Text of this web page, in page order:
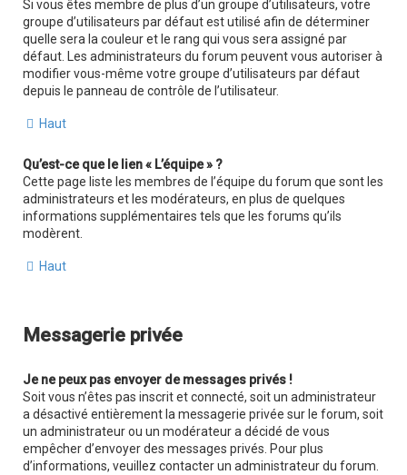
Si vous êtes membre de plus d’un groupe d’utilisateurs, votre
groupe d’utilisateurs par défaut est utilisé afin de déterminer
quelle sera la couleur et le rang qui vous sera assigné par
défaut. Les administrateurs du forum peuvent vous autoriser à
modifier vous-même votre groupe d’utilisateurs par défaut
depuis le panneau de contrôle de l’utilisateur.
Haut
Qu’est-ce que le lien « L’équipe » ?
Cette page liste les membres de l’équipe du forum que sont les
administrateurs et les modérateurs, en plus de quelques
informations supplémentaires tels que les forums qu’ils
modèrent.
Haut
Messagerie privée
Je ne peux pas envoyer de messages privés !
Soit vous n’êtes pas inscrit et connecté, soit un administrateur
a désactivé entièrement la messagerie privée sur le forum, soit
un administrateur ou un modérateur a décidé de vous
empêcher d’envoyer des messages privés. Pour plus
d’informations, veuillez contacter un administrateur du forum.